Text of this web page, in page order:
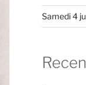
Samedi 4